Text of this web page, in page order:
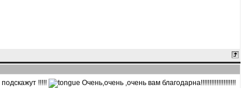
!!!!! Очень,очень ,очень вам благодарна!!!!!!!!!!!!!!!!!!!!